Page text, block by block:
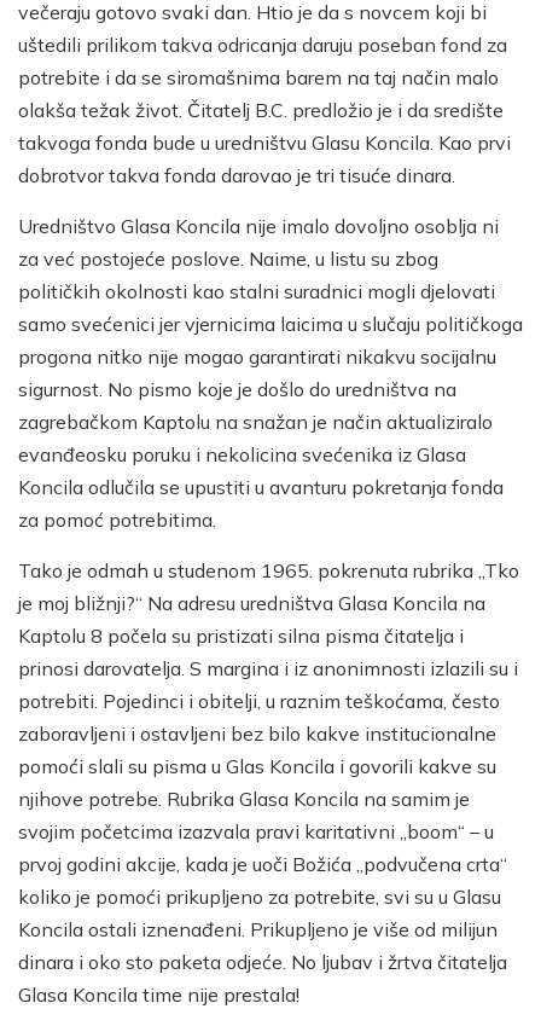
večeraju gotovo svaki dan. Htio je da s novcem koji bi
uštedili prilikom takva odricanja daruju poseban fond za
potrebite i da se siromašnima barem na taj način malo
olakša težak život. Čitatelj B.C. predložio je i da središte
takvoga fonda bude u uredništvu Glasu Koncila. Kao prvi
dobrotvor takva fonda darovao je tri tisuće dinara.
Uredništvo Glasa Koncila nije imalo dovoljno osoblja ni
za već postojeće poslove. Naime, u listu su zbog
političkih okolnosti kao stalni suradnici mogli djelovati
samo svećenici jer vjernicima laicima u slučaju političkoga
progona nitko nije mogao garantirati nikakvu socijalnu
sigurnost. No pismo koje je došlo do uredništva na
zagrebačkom Kaptolu na snažan je način aktualiziralo
evanđeosku poruku i nekolicina svećenika iz Glasa
Koncila odlučila se upustiti u avanturu pokretanja fonda
za pomoć potrebitima.
Tako je odmah u studenom 1965. pokrenuta rubrika „Tko
je moj bližnji?“ Na adresu uredništva Glasa Koncila na
Kaptolu 8 počela su pristizati silna pisma čitatelja i
prinosi darovatelja. S margina i iz anonimnosti izlazili su i
potrebiti. Pojedinci i obitelji, u raznim teškoćama, često
zaboravljeni i ostavljeni bez bilo kakve institucionalne
pomoći slali su pisma u Glas Koncila i govorili kakve su
njihove potrebe. Rubrika Glasa Koncila na samim je
svojim početcima izazvala pravi karitativni „boom“ – u
prvoj godini akcije, kada je uoči Božića „podvučena crta“
koliko je pomoći prikupljeno za potrebite, svi su u Glasu
Koncila ostali iznenađeni. Prikupljeno je više od milijun
dinara i oko sto paketa odjeće. No ljubav i žrtva čitatelja
Glasa Koncila time nije prestala!